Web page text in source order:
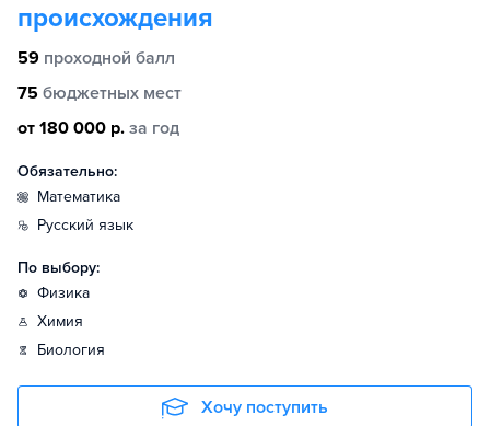
происхождения
59 проходной балл
75 бюджетных мест
от 180 000 р. за год
Обязательно:
математика
русский язык
По выбору:
физика
химия
биология
Хочу поступить